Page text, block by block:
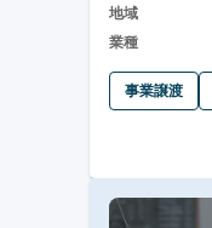
地域
業種
事業譲渡